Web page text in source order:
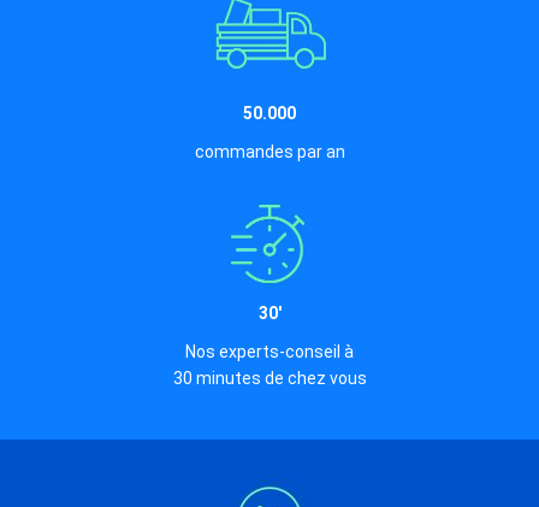
50.000
commandes par an
30'
Nos experts-conseil à
30 minutes de chez vous